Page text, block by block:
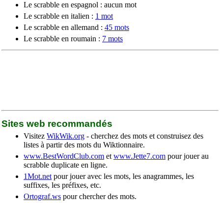
Le scrabble en espagnol : aucun mot
Le scrabble en italien : 1 mot
Le scrabble en allemand : 45 mots
Le scrabble en roumain : 7 mots
Sites web recommandés
Visitez WikWik.org - cherchez des mots et construisez des
listes à partir des mots du Wiktionnaire.
www.BestWordClub.com et www.Jette7.com pour jouer au
scrabble duplicate en ligne.
1Mot.net pour jouer avec les mots, les anagrammes, les
suffixes, les préfixes, etc.
Ortograf.ws pour chercher des mots.